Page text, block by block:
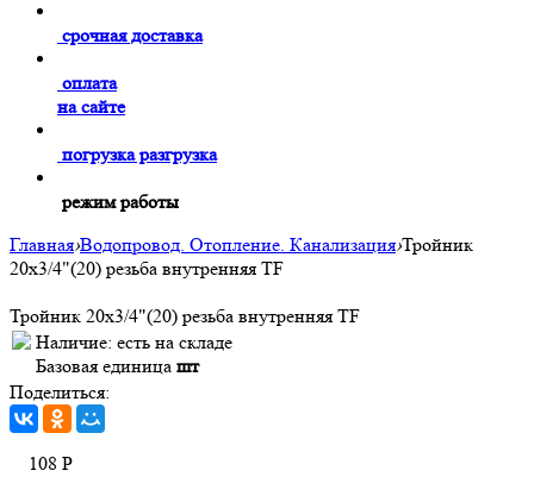
срочная доставка
оплата
на сайте
погрузка разгрузка
режим работы
Главная›Водопровод. Отопление. Канализация›Тройник
20х3/4"(20) резьба внутренняя TF
Тройник 20х3/4"(20) резьба внутренняя TF
Наличие: есть на складе
Базовая единица шт
Поделиться:
108 Р